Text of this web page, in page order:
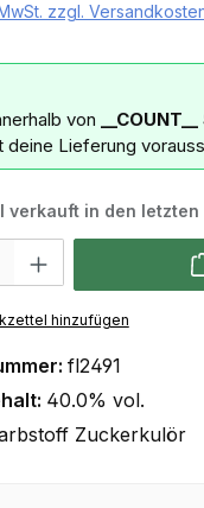
zzgl.
von
deine Lieferung
verkauft in den letzten
hinzufügen
fl2491
40.0% vol.
Zuckerkulör